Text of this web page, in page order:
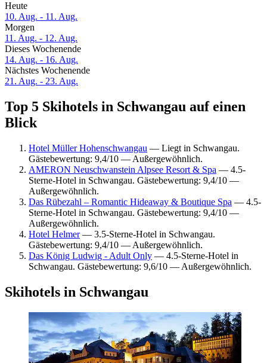
Heute
10. Aug. - 11. Aug.
Morgen
11. Aug. - 12. Aug.
Dieses Wochenende
14. Aug. - 16. Aug.
Nächstes Wochenende
21. Aug. - 23. Aug.
Top 5 Skihotels in Schwangau auf einen
Blick
Hotel Müller Hohenschwangau — Liegt in Schwangau.
Gästebewertung: 9,4/10 — Außergewöhnlich.
AMERON Neuschwanstein Alpsee Resort & Spa — 4.5-
Sterne-Hotel in Schwangau. Gästebewertung: 9,4/10 —
Außergewöhnlich.
Das Rübezahl – Romantic Hideaway & Boutique Spa — 4.5-
Sterne-Hotel in Schwangau. Gästebewertung: 9,4/10 —
Außergewöhnlich.
Hotel Helmer— 3.5-Sterne-Hotel in Schwangau.
Gästebewertung: 9,4/10 — Außergewöhnlich.
Das König Ludwig - Adult Only — 4.5-Sterne-Hotel in
Schwangau. Gästebewertung: 9,6/10 — Außergewöhnlich.
Skihotels in Schwangau